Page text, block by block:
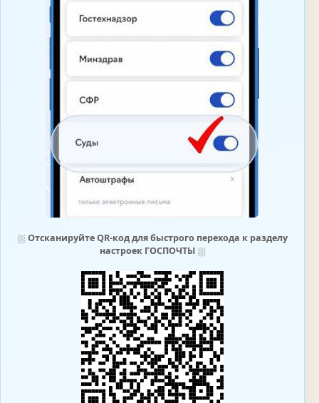
⛆ Отсканируйте QR-код для быстрого перехода к разделу
настроек ГОСПОЧТЫ⛆